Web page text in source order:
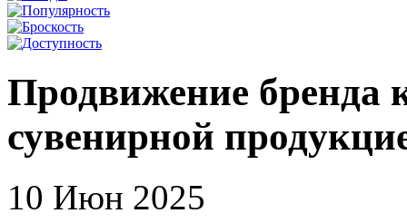
Продвижение бренда
сувенирной
10 Июн 2025